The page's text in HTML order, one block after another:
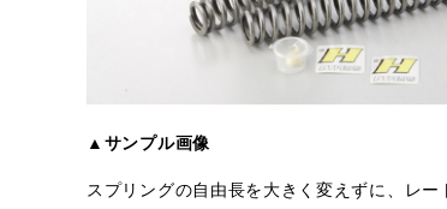
▲サンプル画像
スプリングの自由長を大きく変えずに、レ